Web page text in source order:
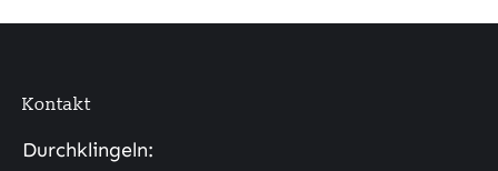
Kontakt
Durchklingeln: